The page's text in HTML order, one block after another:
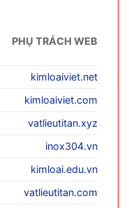
PHỤ TRÁCH WEB
kimloaiviet.net
kimloaiviet.com
vatlieutitan.xyz
inox304.vn
kimloai.edu.vn
vatlieutitan.com